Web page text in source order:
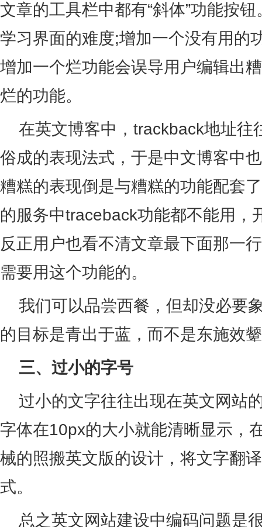
文章的工具栏中都有“斜体”功能按
学习界面的难度;增加一个没有用的
增加一个烂功能会误导用户编辑出
烂的功能。
在英文博客中，trackback地址往
俗成的表现法式，于是中文博客中
糟糕的表现倒是与糟糕的功能配套
的服务中traceback功能都不能用，
反正用户也看不清文章最下面那一
需要用这个功能的。
我们可以品尝西餐，但却没必要
的目标是青出于蓝，而不是东施效
三、过小的字号
过小的文字往往出现在英文网站
字体在10px的大小就能清晰显示，
械的照搬英文版的设计，将文字翻
式。
总之英文网站建设中编码问题是